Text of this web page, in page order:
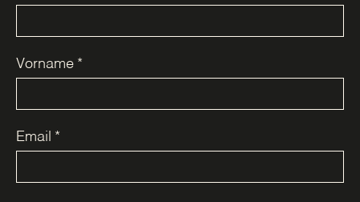
Vorname *
Email *